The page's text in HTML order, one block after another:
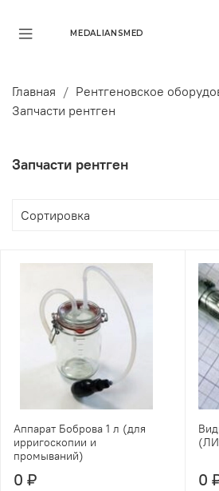
MEDALIANSMED
Главная
Рентгеновское
Запчасти рентген
Запчасти рентген
Аппарат Боброва 1 л (для
ирригоскопии и
промываний)
0 ₽ 0